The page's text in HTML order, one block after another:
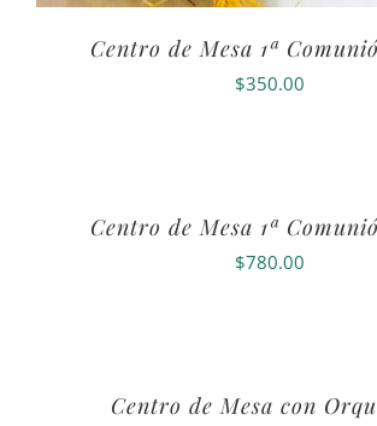
Centro de Mesa 1ª
$350.00
Centro de Mesa 1ª
$780.00
Centro de Mesa con